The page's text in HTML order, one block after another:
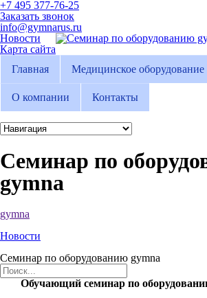
+7 495 377-76-25
Заказать звонок
info@gymnarus.ru
Новости
Карта сайта
Главная
Медицинское оборудование
О компании Контакты
Семинар по
gymna
gymna
Новости
Семинар по оборудованию gymna
Обучающий семинар по